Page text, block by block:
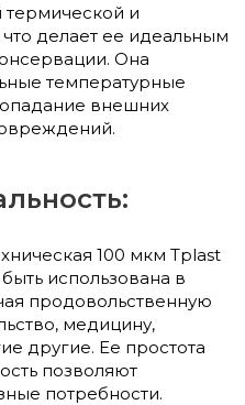
термической и
делает ее идеальным
Она
температурные
внешних
100 мкм Tplast
использована в
продовольственную
медицину,
другие. Ее простота
позволяют
потребности.